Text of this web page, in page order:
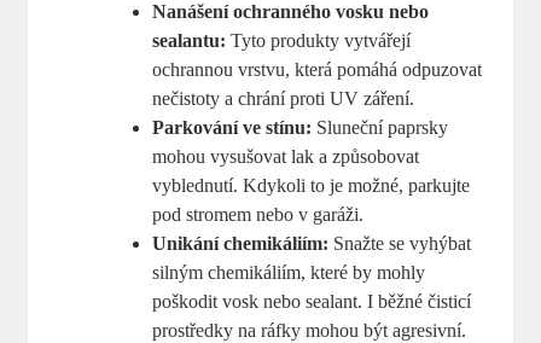
Nanášení ochranného vosku nebo
sealantu: Tyto produkty vytvářejí
ochrannou vrstvu, která pomáhá odpuzovat
nečistoty a chrání proti UV záření.
Parkování ve stínu: Sluneční paprsky
mohou vysušovat lak a způsobovat
vyblednutí. Kdykoli to je možné, parkujte
pod stromem nebo v garáži.
Unikání chemikáliím: Snažte se vyhýbat
silným chemikáliím, které by mohly
poškodit vosk nebo sealant. I běžné čisticí
prostředky na ráfky mohou být agresivní.